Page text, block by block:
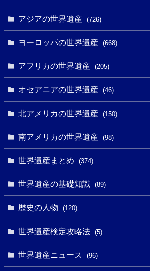
アジアの世界遺産 (726)
(6)
(10)
(10)
(5)
ヨーロッパの世界遺産 (668)
(4)
(3)
(1)
(43)
(4)
アフリカの世界遺産 (205)
(8)
(1)
(32)
(13)
(2)
オセアニアの世界遺産 (46)
(25)
(6)
(1)
北アメリカの世界遺産 (150)
(31)
(27)
(10)
南アメリカの世界遺産 (98)
(4)
(9)
(3)
世界遺産まとめ (374)
世界遺産の基礎知識 (89)
歴史の人物 (120)
世界遺産検定攻略法 (5)
世界遺産ニュース (96)